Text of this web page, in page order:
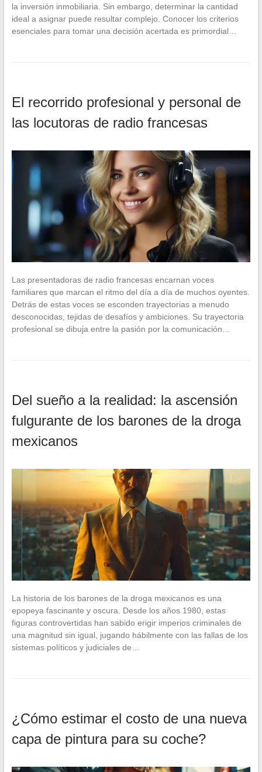
la inversión inmobiliaria. Sin embargo, determinar la cantidad
ideal a asignar puede resultar complejo. Conocer los criterios
esenciales para tomar una decisión acertada es primordial…
El recorrido profesional y personal de
las locutoras de radio francesas
Las presentadoras de radio francesas encarnan voces
familiares que marcan el ritmo del día a día de muchos oyentes.
Detrás de estas voces se esconden trayectorias a menudo
desconocidas, tejidas de desafíos y ambiciones. Su trayectoria
profesional se dibuja entre la pasión por la comunicación…
Del sueño a la realidad: la ascensión
fulgurante de los barones de la droga
mexicanos
La historia de los barones de la droga mexicanos es una
epopeya fascinante y oscura. Desde los años 1980, estas
figuras controvertidas han sabido erigir imperios criminales de
una magnitud sin igual, jugando hábilmente con las fallas de los
sistemas políticos y judiciales de…
¿Cómo estimar el costo de una nueva
capa de pintura para su coche?